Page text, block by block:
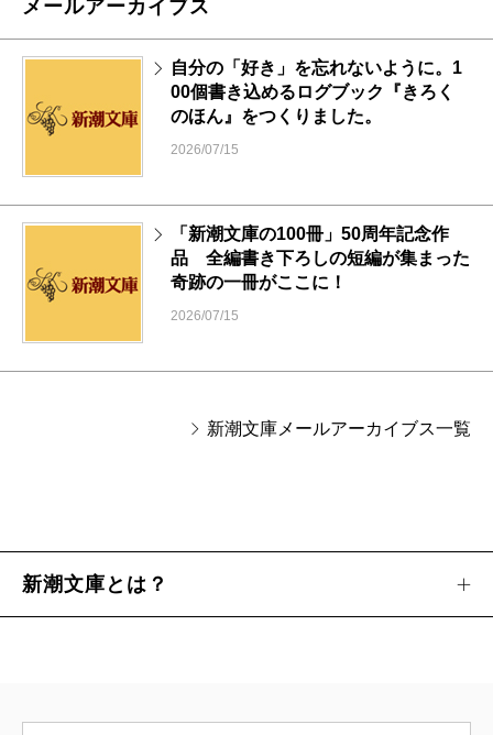
メールアーカイブス
自分の「好き」を忘れないように。1
00個書き込めるログブック『きろく
のほん』をつくりました。
2026/07/15
「新潮文庫の100冊」50周年記念作
品 全編書き下ろしの短編が集まった
奇跡の一冊がここに！
2026/07/15
新潮文庫メールアーカイブス一覧
新潮文庫とは？